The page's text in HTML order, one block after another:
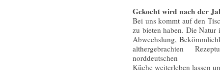
Gekocht wird nach der
Bei uns kommt auf den
zu bieten haben. Die Natur
Abwechslung,
althergebrachten
norddeutschen
Küche weiterleben lassen